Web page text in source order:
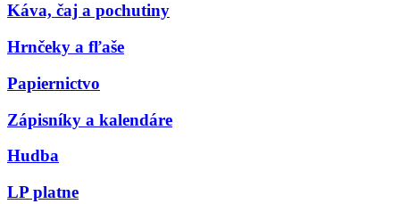
Káva, čaj a pochutiny
Hrnčeky a fľaše
Papiernictvo
Zápisníky a kalendáre
Hudba
LP platne